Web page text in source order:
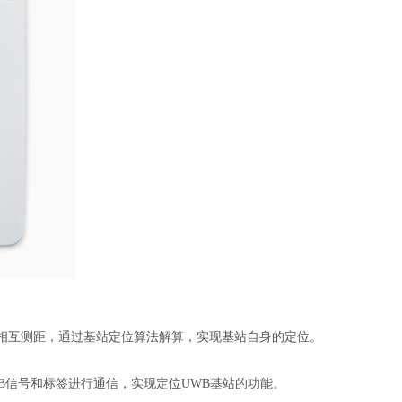
测距，通过基站定位算法解算，实现基站自身的定位。
和标签进行通信，实现定位UWB基站的功能。